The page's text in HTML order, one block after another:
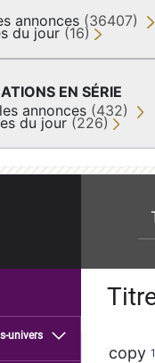
annonces (36407)
du jour (16)
EN SÉRIE
annonces (432)
du jour (226)
univers
copy